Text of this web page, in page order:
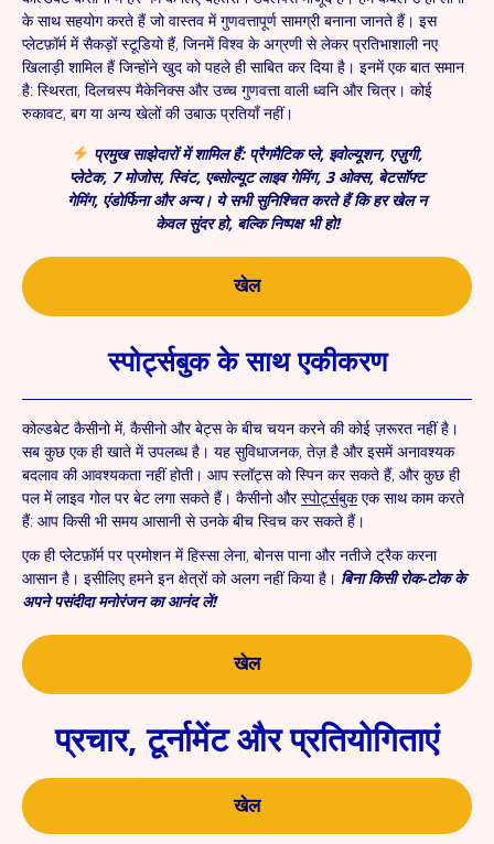
के साथ सहयोग करते हैं जो वास्तव में गुणवत्तापूर्ण सामग्री बनाना जानते हैं। इस
प्लेटफ़ॉर्म में सैकड़ों स्टूडियो हैं, जिनमें विश्व के अग्रणी से लेकर प्रतिभाशाली नए
खिलाड़ी शामिल हैं जिन्होंने खुद को पहले ही साबित कर दिया है। इनमें एक बात समान
है: स्थिरता, दिलचस्प मैकेनिक्स और उच्च गुणवत्ता वाली ध्वनि और चित्र। कोई
रुकावट, बग या अन्य खेलों की उबाऊ प्रतियाँ नहीं।
प्रमुख साझेदारों में शामिल हैं: प्रैगमैटिक प्ले, इवोल्यूशन, एज़ुगी,
प्लेटेक, 7 मोजोस, स्विंट, एब्सोल्यूट लाइव गेमिंग, 3 ओक्स, बेटसॉफ्ट
गेमिंग, एंडोर्फिना और अन्य। ये सभी सुनिश्चित करते हैं कि हर खेल न
केवल सुंदर हो, बल्कि निष्पक्ष भी हो!
खेल
स्पोर्ट्सबुक के साथ एकीकरण
कोल्डबेट कैसीनो में, कैसीनो और बेट्स के बीच चयन करने की कोई ज़रूरत नहीं है।
सब कुछ एक ही खाते में उपलब्ध है। यह सुविधाजनक, तेज़ है और इसमें अनावश्यक
बदलाव की आवश्यकता नहीं होती। आप स्लॉट्स को स्पिन कर सकते हैं, और कुछ ही
पल में लाइव गोल पर बेट लगा सकते हैं। कैसीनो औरस्पोर्ट्सबुकएक साथ काम करते
हैं: आप किसी भी समय आसानी से उनके बीच स्विच कर सकते हैं।
एक ही प्लेटफ़ॉर्म पर प्रमोशन में हिस्सा लेना, बोनस पाना और नतीजे ट्रैक करना
आसान है। इसीलिए हमने इन क्षेत्रों को अलग नहीं किया है। बिना किसी रोक-टोक के
अपने पसंदीदा मनोरंजन का आनंद लें!
खेल
प्रचार, टूर्नामेंट और प्रतियोगिताएं
खेल